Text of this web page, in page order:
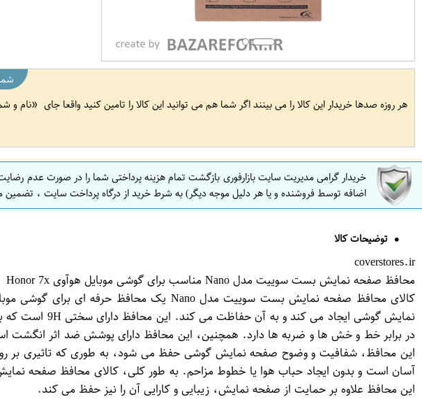
هر روزه صدها خریدار این کالا را می بینند اگر شما هم می توانید این کالا را تامین کنید واقعا جای
نام و
خریدار گرامی مدیریت سایت بازارفوری بازگشت تمام هزینه پرداختی شما را در صورت عدم
اضافه توسط فروشنده و یا هر دلیل موجه دیگر) به شرط خرید از درگاه پرداخت سایت ، تضمین
توضیحات کالا
coverstores.ir
محافظ صفحه نمایش بست سوییت مدل Nano مناسب برای گوشی موبایل هوآوی Honor 7x
در برابر خط و خش ها و ضربه ها دارد. همچنین، این محافظ دارای پوشش ضد اثر انگشت
این محافظ، شفافیت و وضوح صفحه نمایش گوشی حفظ می شود، به طوری که تاثیری بر
این محافظ علاوه بر حمایت از صفحه نمایش، زیبایی و کارایی آن را نیز حفظ می کند.